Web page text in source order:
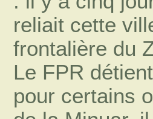
reliait cette
frontalière du
Le FPR
pour certains